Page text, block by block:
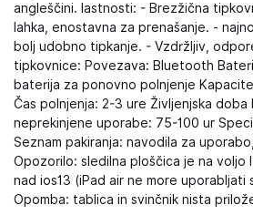
angleščini. lastnosti: - Brezžična
lahka, enostavna za prenašanje. -
bolj udobno tipkanje. - Vzdržljiv,
tipkovnice: Povezava: Bluetooth
baterija za ponovno polnjenje
Čas polnjenja: 2-3 ure Življenjska
neprekinjene uporabe: 75-100 ur
Seznam pakiranja: navodila za
Opozorilo: sledilna ploščica je na voljo
nad ios13 (iPad air ne more uporabljati
Opomba: tablica in svinčnik nista